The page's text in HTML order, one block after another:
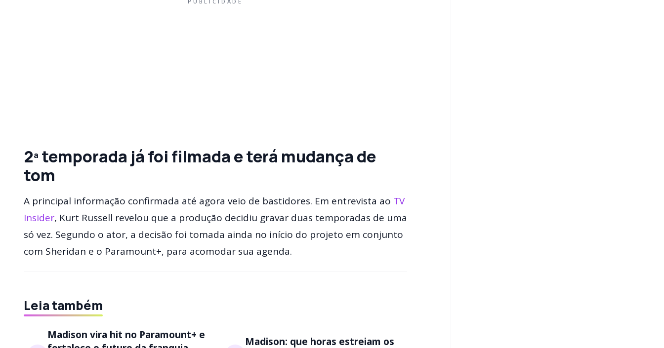
2ª temporada já foi filmada e terá mudança de
tom
A principal informação confirmada até agora veio de bastidores. Em entrevista ao TV
Insider, Kurt Russell revelou que a produção decidiu gravar duas temporadas de uma
só vez. Segundo o ator, a decisão foi tomada ainda no início do projeto em conjunto
com Sheridan e o Paramount+, para acomodar sua agenda.
Leia também
Madison vira hit no Paramount+ e
Madison: que horas estreiam os